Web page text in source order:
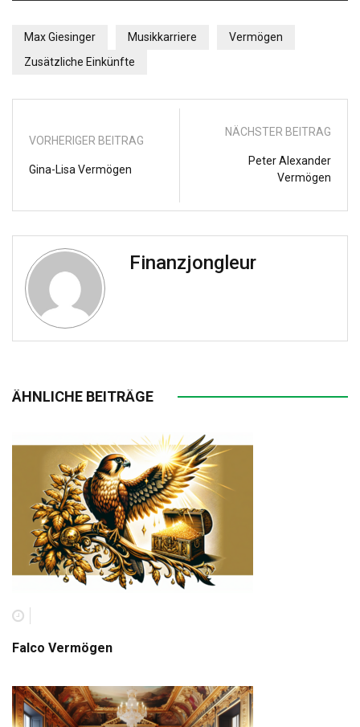
Max Giesinger Musikkarriere
Vermögen
Zusätzliche Einkünfte
VORHERIGER BEITRAG
Gina-Lisa Vermögen
NÄCHSTER BEITRAG
Peter Alexander
Vermögen
Finanzjongleur
ÄHNLICHE BEITRÄGE
Falco Vermögen